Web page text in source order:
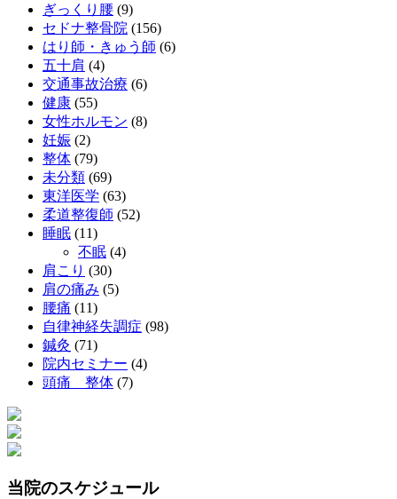
ぎっくり腰 (9)
セドナ整骨院 (156)
はり師・きゅう師 (6)
五十肩 (4)
交通事故治療 (6)
健康 (55)
女性ホルモン (8)
妊娠 (2)
整体 (79)
未分類 (69)
東洋医学 (63)
柔道整復師 (52)
睡眠 (11)
不眠 (4)
肩こり (30)
肩の痛み (5)
腰痛 (11)
自律神経失調症 (98)
鍼灸 (71)
院内セミナー (4)
頭痛 整体 (7)
当院のスケジュール